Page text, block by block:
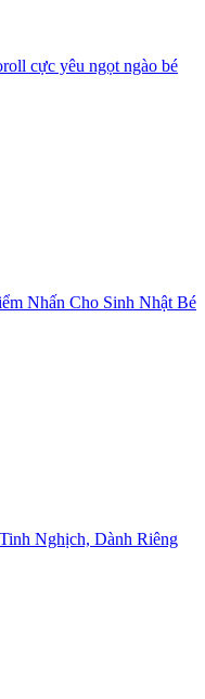
cực yêu ngọt ngào bé
Nhấn Cho Sinh Nhật Bé
Nghịch, Dành Riêng